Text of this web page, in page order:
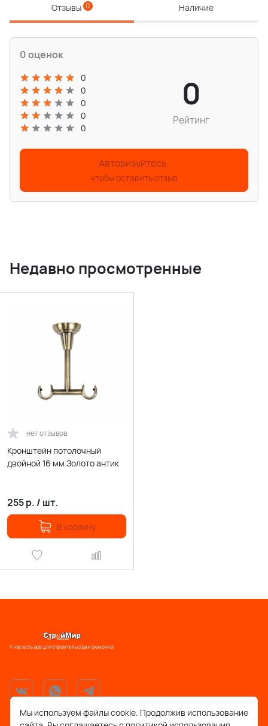
Отзывы 0 Наличие
0 оценок
0
0
0
0
0
0
Рейтинг
Авторизуйтесь,
чтобы оставить отзыв
Недавно просмотренные
нет отзывов
Кронштейн потолочный
двойной 16 мм Золото антик
255р. / шт.
В корзину
У нас есть все для строительства и ремонта!
Мы используем файлы cookie. Продолжив использование